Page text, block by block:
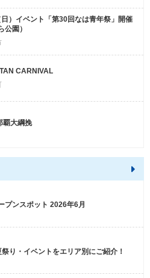
）イベント「第30回なは青年祭」開催
公園）
CARNIVAL
覇大綱挽
プンスポット 2026年6月
り・イベントをエリア別にご紹介！